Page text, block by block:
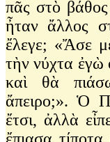
πᾶς στὸ βάθος
ἦταν ἄλλος
ἔλεγε; «Ἄσε
τὴν νύχτα ἐγὼ
καὶ θὰ
ἄπειρο;». Ὁ
ἔτσι, ἀλλὰ